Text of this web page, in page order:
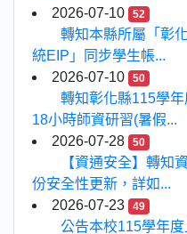
2026-07-10
52
轉知本縣所屬「彰
統EIP」同步學生帳...
2026-07-10
50
轉知彰化縣115學
18小時師資研習(暑假...
2026-07-28
50
【資通安全】轉知
份安全性更新，詳如...
2026-07-23
49
公告本校115學年